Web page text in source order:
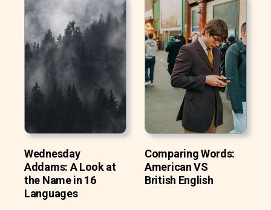
Wednesday
Addams: A Look at
the Name in 16
Languages
Comparing Words:
American VS
British English